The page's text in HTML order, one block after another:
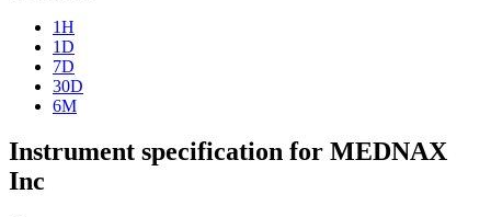
1H
1D
7D
30D
6M
Instrument specification for MEDNAX
Inc